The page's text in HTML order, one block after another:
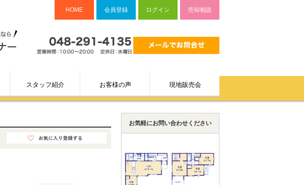
HOME 会員登録 ログイン 売却相談
スタッフ紹介 お客様の声 現地販売会
お気軽にお問い合わせください